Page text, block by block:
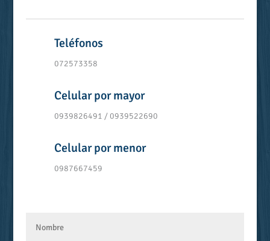
Teléfonos
072573358
Celular por mayor
0939826491 / 0939522690
Celular por menor
0987667459